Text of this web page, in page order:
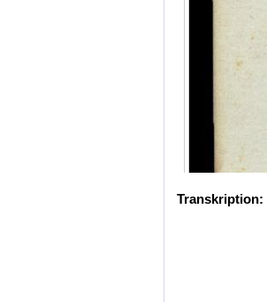
Transkription: